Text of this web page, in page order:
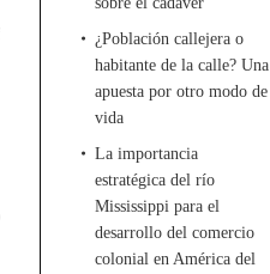
¿Población callejera o
habitante de la calle? Una
apuesta por otro modo de
vida
La importancia
estratégica del río
Mississippi para el
desarrollo del comercio
colonial en América del